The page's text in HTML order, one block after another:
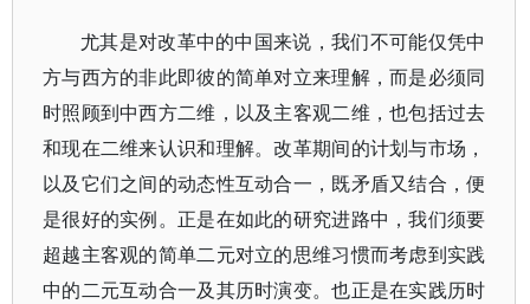
尤其是对改革中的中国来说，我们不可能仅凭中
方与西方的非此即彼的简单对立来理解，而是必须同
时照顾到中西方二维，以及主客观二维，也包括过去
和现在二维来认识和理解。改革期间的计划与市场，
以及它们之间的动态性互动合一，既矛盾又结合，便
是很好的实例。正是在如此的研究进路中，我们须要
超越主客观的简单二元对立的思维习惯而考虑到实践
中的二元互动合一及其历时演变。也正是在实践历时